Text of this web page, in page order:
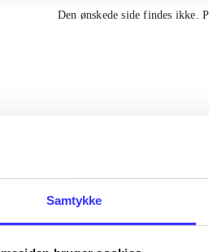
Samtykke
Den ønskede side findes ikke.
Bibliotek.dk er en samlet